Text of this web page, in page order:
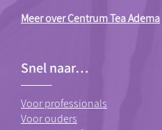
Meer over Centrum Tea Adema
Snel naar…
Voor professionals
Voor ouders